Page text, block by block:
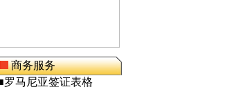
商务服务
罗马尼亚签证表格